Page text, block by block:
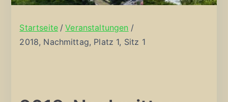
Startseite
Veranstaltungen
2018, Nachmittag, Platz 1, Sitz 1